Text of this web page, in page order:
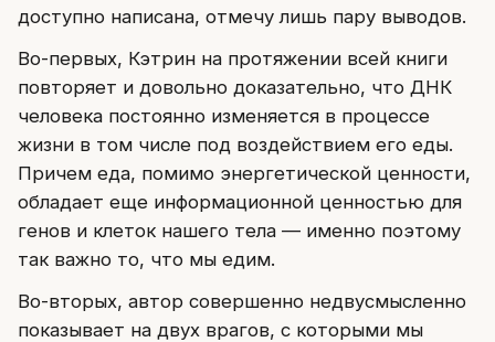
доступно написана, отмечу лишь пару выводов.
Во-первых, Кэтрин на протяжении всей книги
повторяет и довольно доказательно, что ДНК
человека постоянно изменяется в процессе
жизни в том числе под воздействием его еды.
Причем еда, помимо энергетической ценности,
обладает еще информационной ценностью для
генов и клеток нашего тела — именно поэтому
так важно то, что мы едим.
Во-вторых, автор совершенно недвусмысленно
показывает на двух врагов, с которыми мы